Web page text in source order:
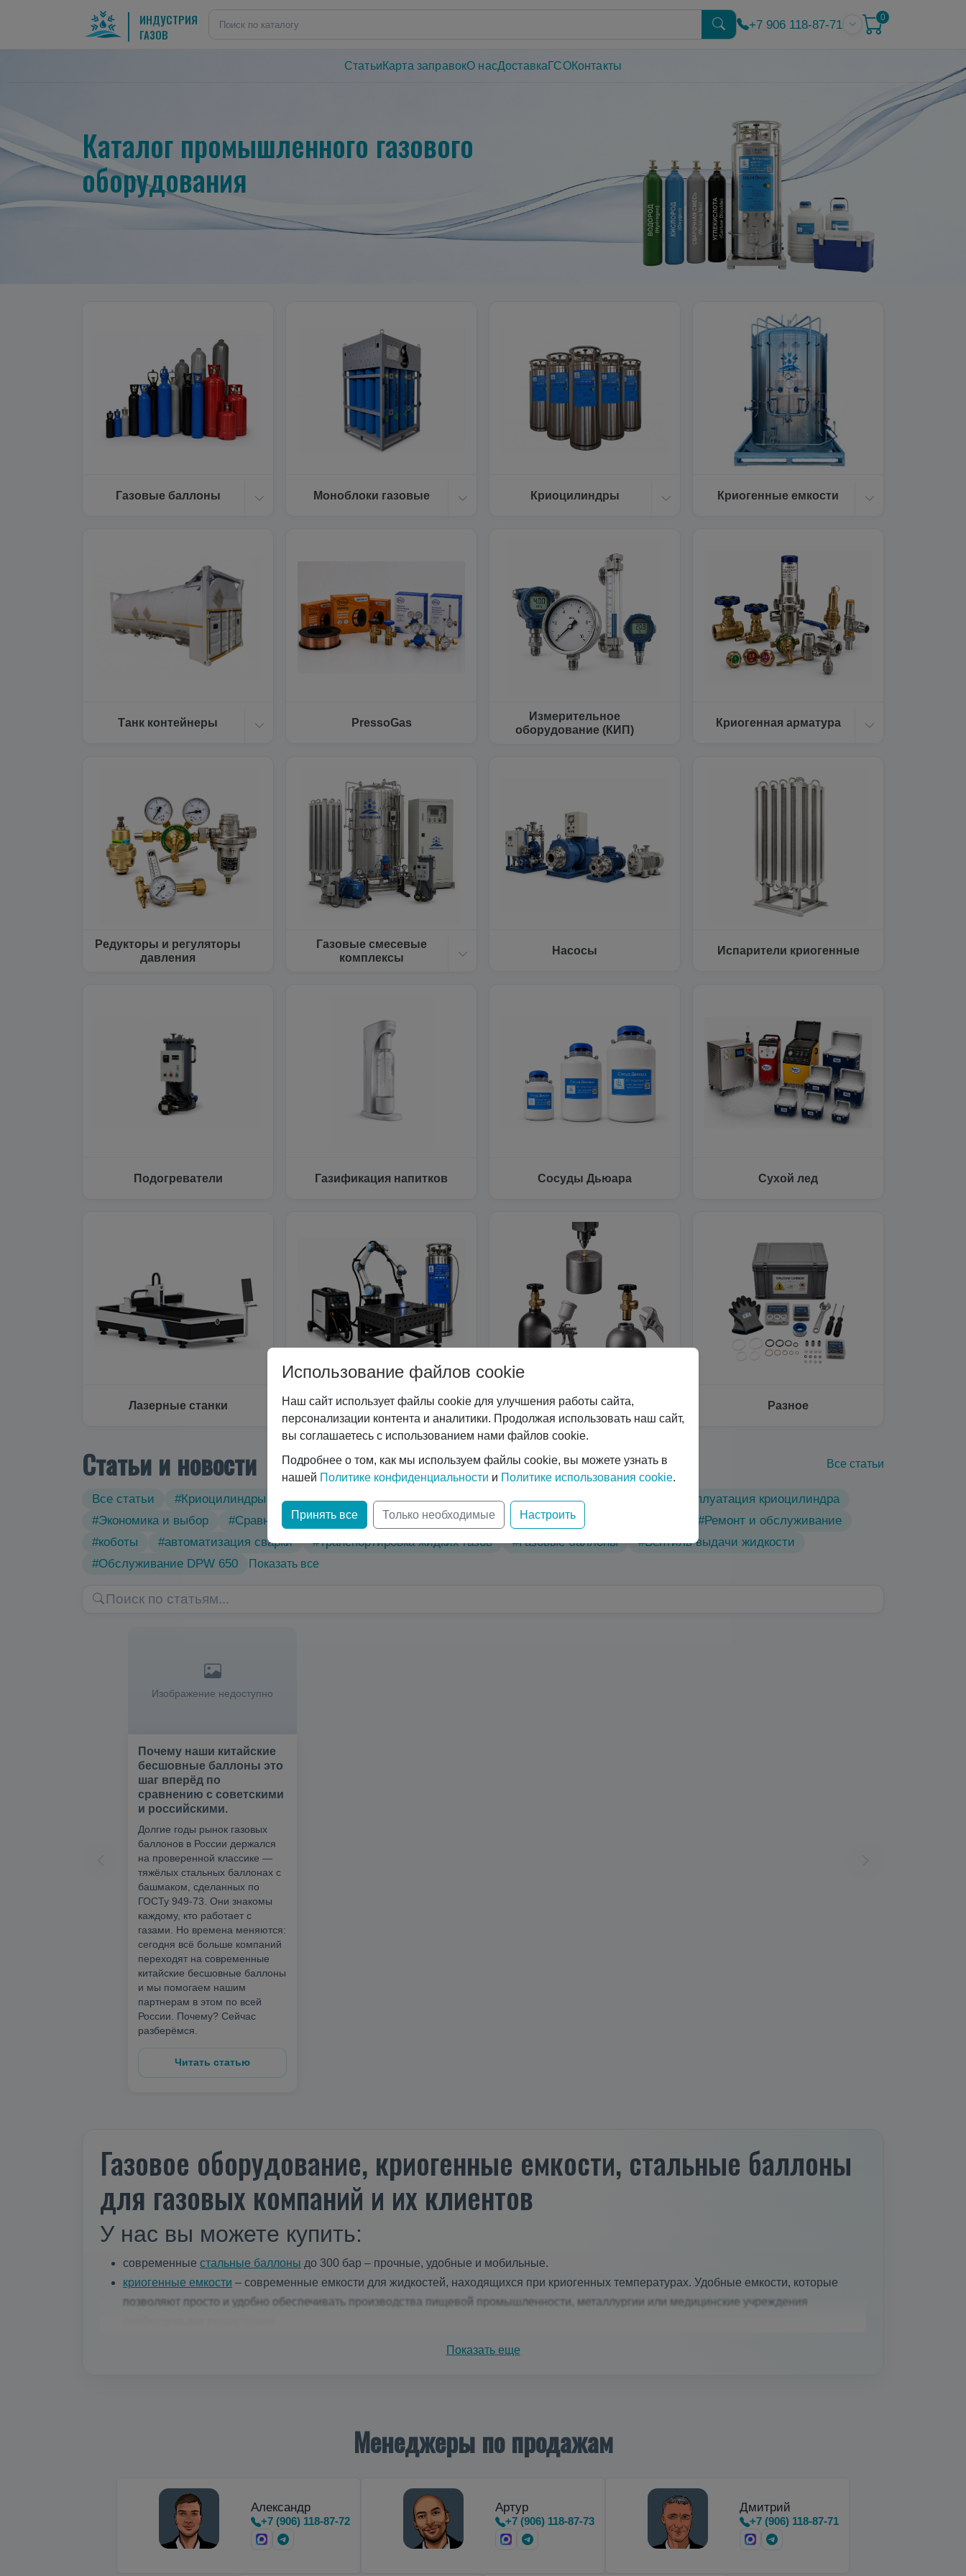
ИНДУСТРИЯ
ГАЗОВ
+7 906 118-87-71
0
Статьи Карта заправокО насДоставка ГСОКонтакты
Каталог промышленного газового
оборудования
Газовые баллоны Моноблоки газовые Криоцилиндры Криогенные емкости
Танк контейнеры PressoGas
Измерительное
оборудование (КИП)
Криогенная арматура
Редукторы и регуляторы
давления
Газовые смесевые
комплексы
Насосы Испарители криогенные
Подогреватели Газификация напитков Сосуды Дьюара Сухой лед
Лазерные станки Сварочные роботы Услуги Разное
Статьи и новости Все статьи
Все статьи #Криоцилиндры #Технические характеристики #Вертикальные криоцилиндры
#Эксплуатация криоцилиндра
#Экономика и выбор
#Сравнение технологий #Газовый лазер #Горизонтальные криоцилиндры
#Ремонт и обслуживание
#коботы
#автоматизация сварки #Транспортировка жидких газов #Газовые баллоны
#Вентиль выдачи жидкости
#Обслуживание DPW 650
Показать все
Изображение недоступно
Почему наши китайские
бесшовные баллоны это
шаг вперёд по
сравнению с советскими
и российскими.
Долгие годы рынок газовых
баллонов в России держался
на проверенной классике —
тяжёлых стальных баллонах с
башмаком, сделанных по
ГОСТу 949-73. Они знакомы
каждому, кто работает с
газами. Но времена меняются:
сегодня всё больше компаний
переходят на современные
китайские бесшовные баллоны
и мы помогаем нашим
партнерам в этом по всей
России. Почему? Сейчас
разберёмся.
Читать статью
Газовое оборудование, криогенные емкости, стальные баллоны
для газовых компаний и их клиентов
У нас вы можете купить:
современные стальные баллоны до 300 бар – прочные, удобные и мобильные.
криогенные емкости – современные емкости для жидкостей, находящихся при криогенных температурах. Удобные емкости, которые
позволяют просто и удобно обеспечивать производства пищевой промышленности, металлургии или медицинские учреждения
предназначенные для транспортировки, хранения и…
Показать еще
Менеджеры по продажам
Александр
+7 (906) 118-87-72
Артур
+7 (906) 118-87-73
Дмитрий
+7 (906) 118-87-71
Использование файлов cookie
Наш сайт использует файлы cookie для улучшения работы сайта,
персонализации контента и аналитики. Продолжая использовать наш сайт,
вы соглашаетесь с использованием нами файлов cookie.
Подробнее о том, как мы используем файлы cookie, вы можете узнать в
нашей Политике конфиденциальности и Политике использования cookie.
Принять все Только необходимые Настроить